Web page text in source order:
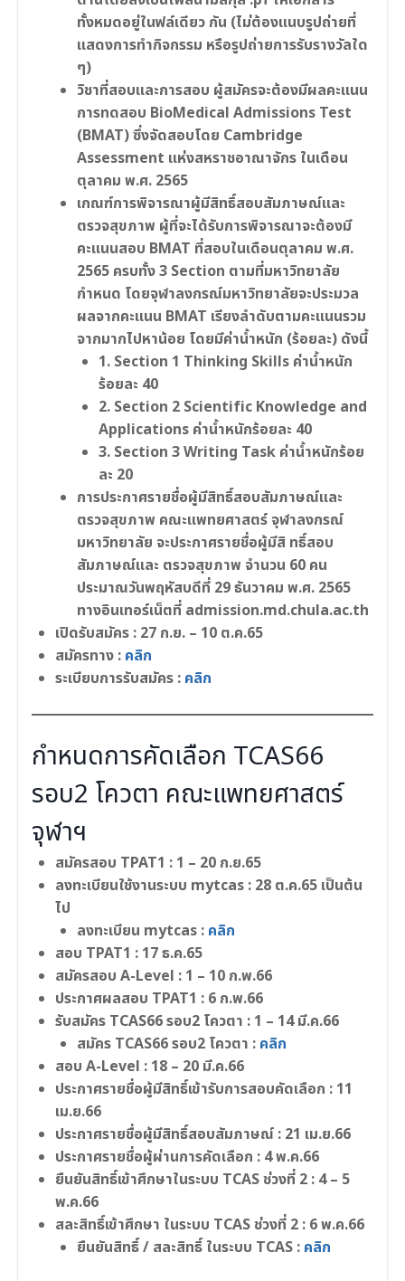
ทั้งหมดอยู่ในฟล์เดียว กัน (ไม่ต้องแนบรูปถ่ายที่
แสดงการทำกิจกรรม หรือรูปถ่ายการรับรางวัลใด
ๆ)
วิชาที่สอบและการสอบ ผู้สมัครจะต้องมีผลคะแนน
การทดสอบ BioMedical Admissions Test
(BMAT) ซึ่งจัดสอบโดย Cambridge
Assessment แห่งสหราชอาณาจักร ในเดือน
ตุลาคม พ.ศ. 2565
เกณฑ์การพิจารณาผู้มีสิทธิ์สอบสัมภาษณ์และ
ตรวจสุขภาพ ผู้ที่จะได้รับการพิจารณาจะต้องมี
คะแนนสอบ BMAT ที่สอบในเดือนตุลาคม พ.ศ.
2565 ครบทั้ง 3 Section ตามที่มหาวิทยาลัย
กำหนด โดยจุฬาลงกรณ์มหาวิทยาลัยจะประมวล
ผลจากคะแนน BMAT เรียงลำดับตามคะแนนรวม
จากมากไปหาน้อย โดยมีค่าน้ำหนัก (ร้อยละ) ดังนี้
1. Section 1 Thinking Skills ค่าน้ำหนัก
ร้อยละ 40
2. Section 2 Scientific Knowledge and
Applications ค่าน้ำหนักร้อยละ 40
3. Section 3 Writing Task ค่าน้ำหนักร้อย
ละ 20
การประกาศรายชื่อผู้มีสิทธิ์สอบสัมภาษณ์และ
ตรวจสุขภาพ คณะแพทยศาสตร์ จุฬาลงกรณ์
มหาวิทยาลัย จะประกาศรายชื่อผู้มีสิ ทธิ์สอบ
สัมภาษณ์และ ตรวจสุขภาพ จำนวน 60 คน
ประมาณวันพฤหัสบดีที่ 29 ธันวาคม พ.ศ. 2565
ทางอินเทอร์เน็ตที่ admission.md.chula.ac.th
เปิดรับสมัคร : 27 ก.ย. – 10 ต.ค.65
สมัครทาง : คลิก
ระเบียบการรับสมัคร : คลิก
กำหนดการคัดเลือก TCAS66
รอบ2 โควตา คณะแพทยศาสตร์
จุฬาฯ
สมัครสอบ TPAT1 : 1 – 20 ก.ย.65
ลงทะเบียนใช้งานระบบ mytcas : 28 ต.ค.65 เป็นต้น
ไป
ลงทะเบียน mytcas : คลิก
สอบ TPAT1 : 17 ธ.ค.65
สมัครสอบ A-Level : 1 – 10 ก.พ.66
ประกาศผลสอบ TPAT1 : 6 ก.พ.66
รับสมัคร TCAS66 รอบ2 โควตา : 1 – 14 มี.ค.66
สมัคร TCAS66 รอบ2 โควตา : คลิก
สอบ A-Level : 18 – 20 มี.ค.66
ประกาศรายชื่อผู้มีสิทธิ์เข้ารับการสอบคัดเลือก : 11
เม.ย.66
ประกาศรายชื่อผู้มีสิทธิ์สอบสัมภาษณ์ : 21 เม.ย.66
ประกาศรายชื่อผู้ผ่านการคัดเลือก : 4 พ.ค.66
ยืนยันสิทธิ์เข้าศึกษาในระบบ TCAS ช่วงที่ 2 : 4 – 5
พ.ค.66
สละสิทธิ์เข้าศึกษา ในระบบ TCAS ช่วงที่ 2 : 6 พ.ค.66
ยืนยันสิทธิ์ / สละสิทธิ์ ในระบบ TCAS : คลิก